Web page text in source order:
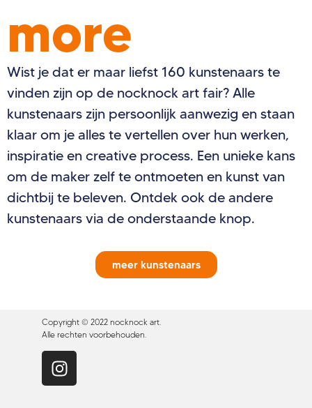
more
Wist je dat er maar liefst 160 kunstenaars te
vinden zijn op de nocknock art fair? Alle
kunstenaars zijn persoonlijk aanwezig en staan
klaar om je alles te vertellen over hun werken,
inspiratie en creative process. Een unieke kans
om de maker zelf te ontmoeten en kunst van
dichtbij te beleven. Ontdek ook de andere
kunstenaars via de onderstaande knop.
meer kunstenaars
Copyright © 2022 nocknock art.
Alle rechten voorbehouden.